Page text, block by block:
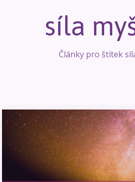
síla
Články pro štítek